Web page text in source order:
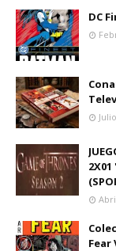
DC
2X01
Fear